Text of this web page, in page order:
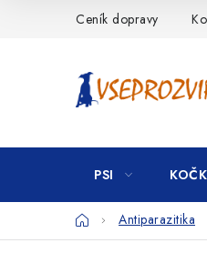
Ceník dopravy
PSI
DomůAntiparazitika